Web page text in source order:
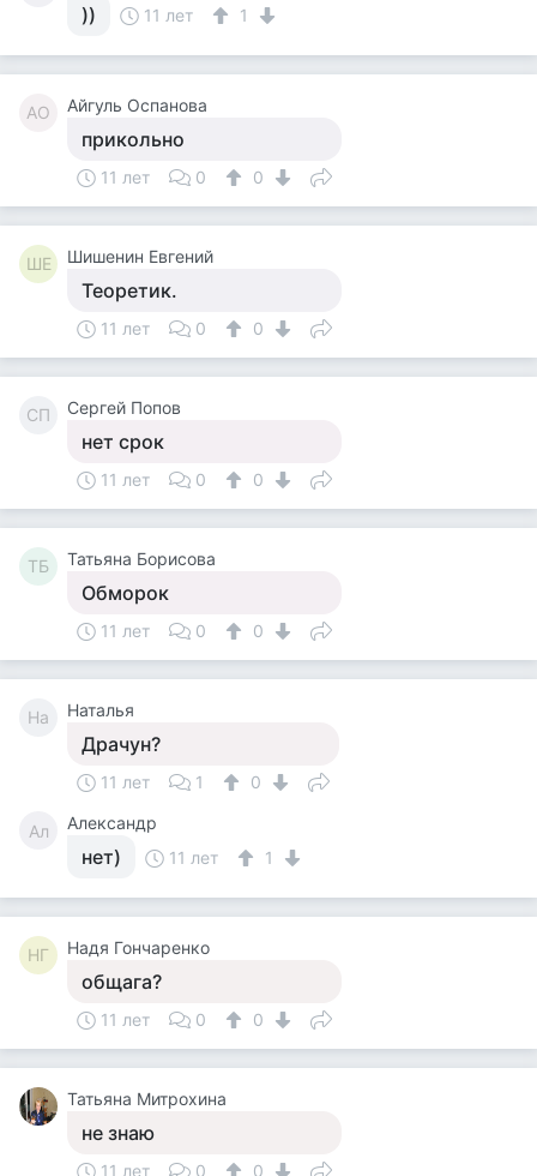
)) 11 лет 1
АО Айгуль Оспанова
прикольно
11 лет 0 0
ШЕ Шишенин Евгений
Теоретик.
11 лет 0 0
СП Сергей Попов
нет срок
11 лет 0 0
ТБ Татьяна Борисова
Обморок
11 лет 0 0
На Наталья
Драчун?
11 лет 1 0
Ал Александр
нет) 11 лет 1
НГ Надя Гончаренко
общага?
11 лет 0 0
Татьяна Митрохина
не знаю
11 лет 0 0